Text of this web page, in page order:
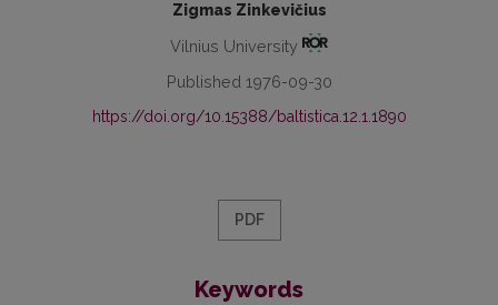
Zigmas Zinkevičius
Vilnius University
Published 1976-09-30
https://doi.org/10.15388/baltistica.12.1.1890
PDF
Keywords